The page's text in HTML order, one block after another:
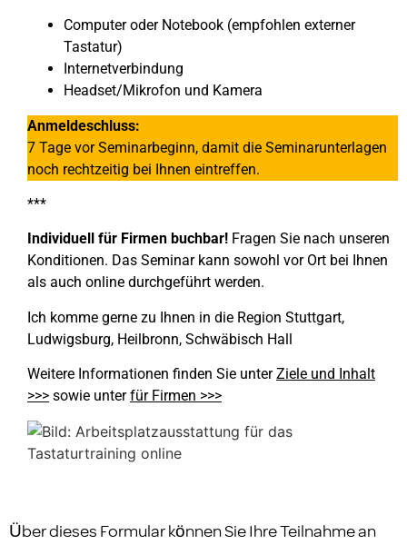
Computer oder Notebook (empfohlen externer
Tastatur)
Internetverbindung
Headset/Mikrofon und Kamera
Anmeldeschluss:
7 Tage vor Seminarbeginn, damit die Seminarunterlagen
noch rechtzeitig bei Ihnen eintreffen.
***
Individuell für Firmen buchbar! Fragen Sie nach unseren
Konditionen. Das Seminar kann sowohl vor Ort bei Ihnen
als auch online durchgeführt werden.
Ich komme gerne zu Ihnen in die Region Stuttgart,
Ludwigsburg, Heilbronn, Schwäbisch Hall
Weitere Informationen finden Sie unterZiele und Inhalt
>>> sowie unterfür Firmen >>>
Über dieses Formular können Sie Ihre Teilnahme an